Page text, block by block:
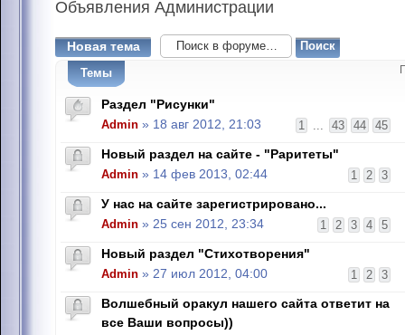
Объявления Администрации
Новая тема
Темы
Раздел "Рисунки"
1 ... 43 44 45
Admin » 18 авг 2012, 21:03
Новый раздел на сайте - "Раритеты"
1 2 3
Admin » 14 фев 2013, 02:44
У нас на сайте зарегистрировано...
1 2 3 4 5
Admin » 25 сен 2012, 23:34
Новый раздел "Стихотворения"
1 2 3
Admin » 27 июл 2012, 04:00
Волшебный оракул нашего сайта ответит на
все Ваши вопросы))